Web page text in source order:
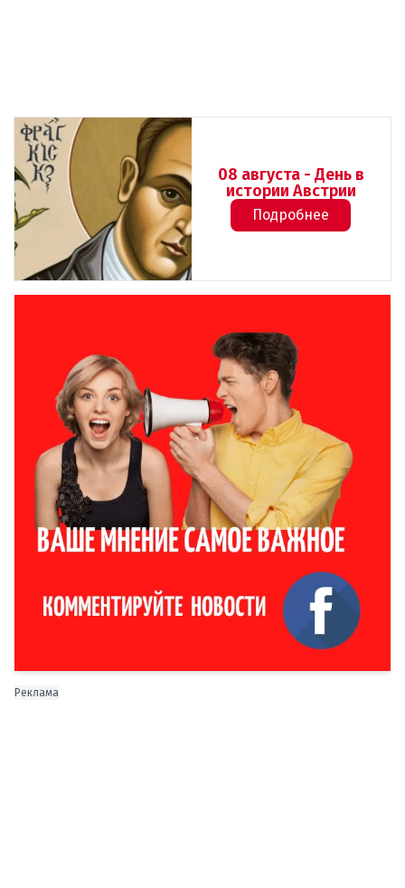
08 августа - День в
истории Австрии
Подробнее
Реклама